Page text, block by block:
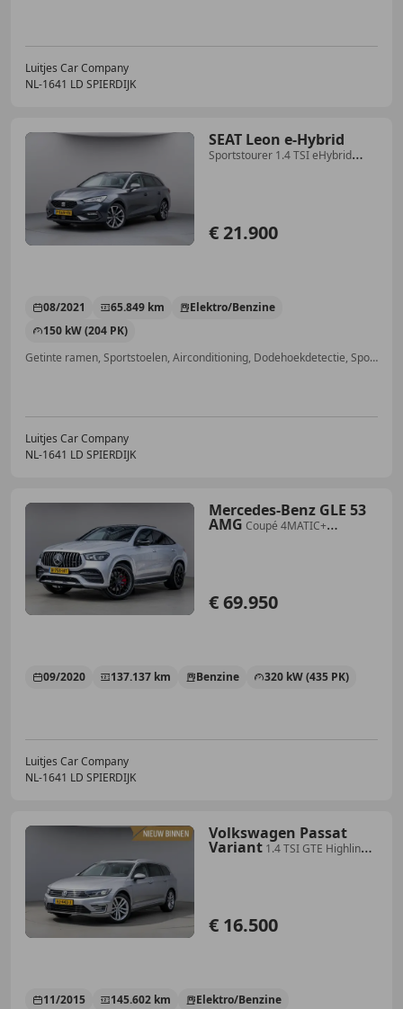
Luitjes Car Company
NL-1641 LD SPIERDIJK
SEAT Leon e-Hybrid
Sportstourer 1.4 TSI eHybrid
€ 21.900
08/2021 65.849 km
Elektro/Benzine
150 kW (204 PK)
Getinte ramen, Sportstoelen, Airconditioning, Dodehoekdetectie, Spoiler, Elektrische ramen, Android Auto, Vermoeidheidsdetectie
Luitjes Car Company
NL-1641 LD SPIERDIJK
Mercedes-Benz GLE 53
AMG Coupé 4MATIC+
€ 69.950
09/2020 137.137 km Benzine 320 kW (435 PK)
Luitjes Car Company
NL-1641 LD SPIERDIJK
Volkswagen Passat
Variant 1.4 TSI GTE Highline
€ 16.500
11/2015 145.602 km
Elektro/Benzine